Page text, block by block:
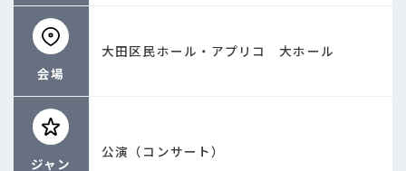
会場
大田区民ホール・アプリコ 大ホール
ジャン
公演（コンサート）